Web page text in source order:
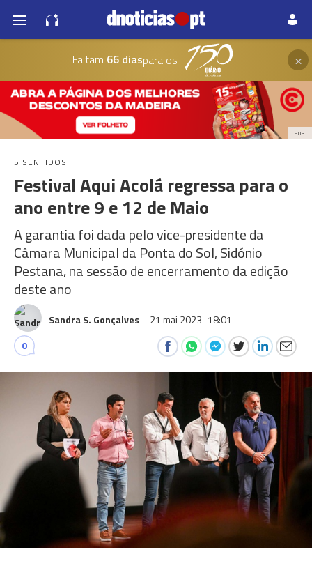
Faltam 66 diaspara os ×
PUB
5 SENTIDOS
Festival Aqui Acolá regressa para o
ano entre 9 e 12 de Maio
A garantia foi dada pelo vice-presidente da
Câmara Municipal da Ponta do Sol, Sidónio
Pestana, na sessão de encerramento da edição
deste ano
Sandra S. Gonçalves 21 mai 2023 18:01
0